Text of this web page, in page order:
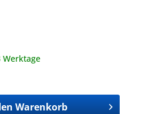
Werktage
Warenkorb